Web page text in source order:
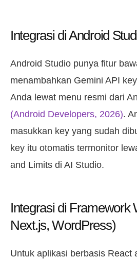
Integrasi di Android
Android Studio punya fitur
menambahkan Gemini API
Anda lewat menu resmi dari
(Android Developers, 2026).
masukkan key yang sudah
key itu otomatis termonitor
and Limits di AI Studio.
Integrasi di Framework
Next.js, WordPress)
Untuk aplikasi berbasis React